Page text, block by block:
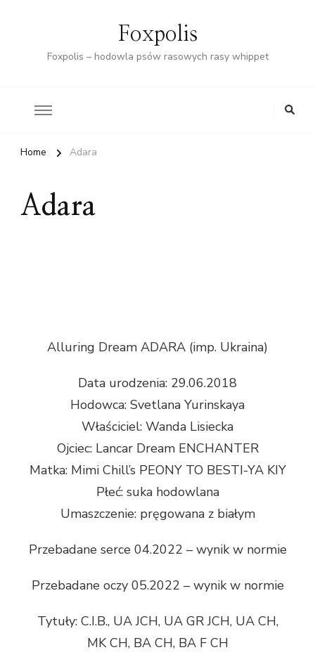
Foxpolis
Foxpolis – hodowla psów rasowych rasy whippet
Home Adara
Adara
Alluring Dream ADARA (imp. Ukraina)
Data urodzenia: 29.06.2018
Hodowca: Svetlana Yurinskaya
Właściciel: Wanda Lisiecka
Ojciec: Lancar Dream ENCHANTER
Matka: Mimi Chill’s PEONY TO BESTI-YA KIY
Płeć: suka hodowlana
Umaszczenie: pręgowana z białym
Przebadane serce 04.2022 – wynik w normie
Przebadane oczy 05.2022 – wynik w normie
Tytuły: C.I.B., UA JCH, UA GR JCH, UA CH,
MK CH, BA CH, BA F CH